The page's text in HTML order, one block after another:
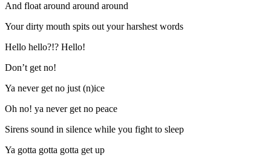
And float around around around
Your dirty mouth spits out your harshest words
Hello hello?!? Hello!
Don’t get no!
Ya never get no just (n)ice
Oh no! ya never get no peace
Sirens sound in silence while you fight to sleep
Ya gotta gotta gotta get up